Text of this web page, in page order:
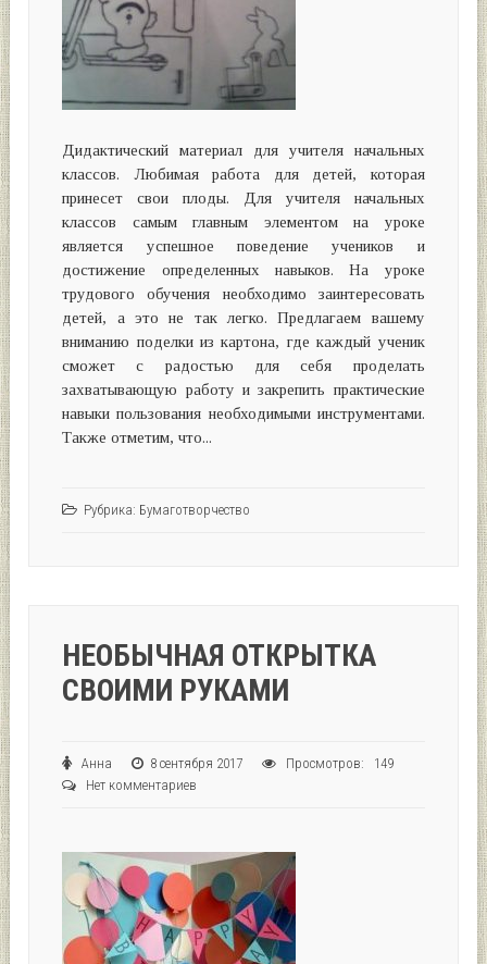
Дидактический материал для учителя начальных
классов. Любимая работа для детей, которая
принесет свои плоды. Для учителя начальных
классов самым главным элементом на уроке
является успешное поведение учеников и
достижение определенных навыков. На уроке
трудового обучения необходимо заинтересовать
детей, а это не так легко. Предлагаем вашему
вниманию поделки из картона, где каждый ученик
сможет с радостью для себя проделать
захватывающую работу и закрепить практические
навыки пользования необходимыми инструментами.
Также отметим, что...
Рубрика: Бумаготворчество
НЕОБЫЧНАЯ ОТКРЫТКА
СВОИМИ РУКАМИ
Анна 8 сентября 2017
Просмотров: 149
Нет комментариев